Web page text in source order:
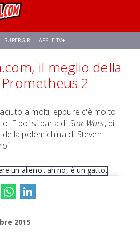
SUPERGIRL APPLE TV+
AVENGERS: DOOMSDAY STAR TREK
il meglio della
2
a molti, eppure c'è molto
E poi si parla di Star Wars, di
polemichina di Steven
alieno...ah no, è un gatto.
2015